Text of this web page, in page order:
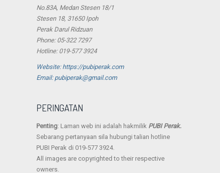
No.83A, Medan Stesen 18/1
Stesen 18, 31650 Ipoh
Perak Darul Ridzuan
Phone: 05-322 7297
Hotline: 019-577 3924
Website: https://pubiperak.com
Email: pubiperak@gmail.com
PERINGATAN
Penting: Laman web ini adalah hakmilik PUBI Perak.
Sebarang pertanyaan sila hubungi talian hotline
PUBI Perak di 019-577 3924.
All images are copyrighted to their respective
owners.